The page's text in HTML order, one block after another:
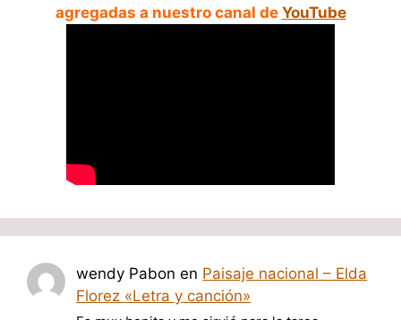
agregadas a nuestro canal de YouTube
wendy Pabon en Paisaje nacional – Elda
Florez «Letra y canción»